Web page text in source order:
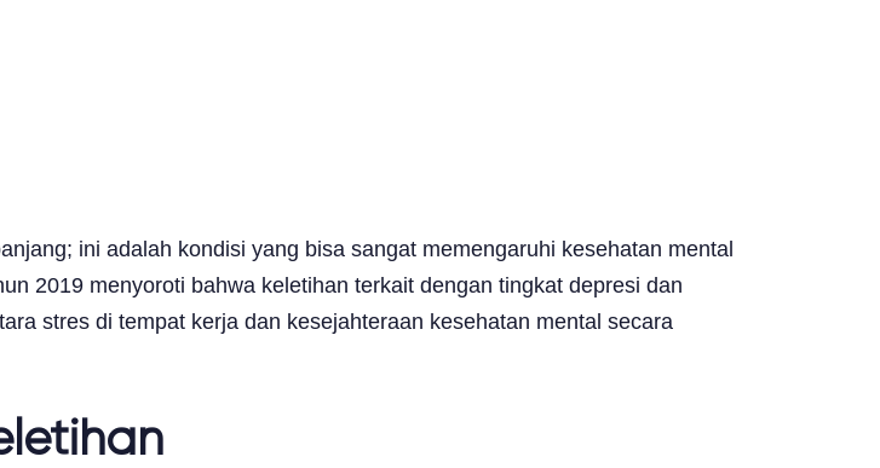
ini adalah kondisi yang bisa sangat memengaruhi kesehatan mental
2019 menyoroti bahwa keletihan terkait dengan tingkat depresi dan
stres di tempat kerja dan kesejahteraan kesehatan mental secara